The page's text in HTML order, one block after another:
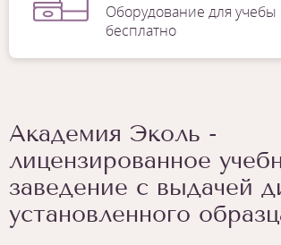
Оборудование для учебы
бесплатно
Академия Эколь -
лицензированное
заведение с выдачей
установленного